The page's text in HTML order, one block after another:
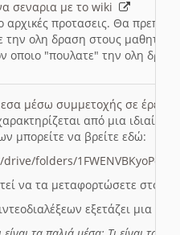
σεναρια με το wiki
προτασεις. Θα πρεπει
ολη δραση στους μαθητες
οποιο "πουλατε" την ολη
μέσω συμμετοχής σε
από μια
μπορείτε να βρείτε εδώ:
folders/
να τα μεταφορτώσετε στο
εξετάζει μια